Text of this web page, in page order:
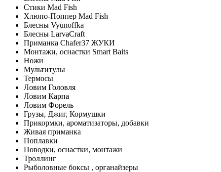
Стики Mad Fish
Хлюпо-Поппер Mad Fish
Блесны Vyunoffka
Блесны LarvaCraft
Приманка Chafer37 ЖУКИ
Монтажи, оснастки Smart Baits
Ножи
Мультитулы
Термосы
Ловим Головля
Ловим Карпа
Ловим Форель
Грузы, Джиг, Кормушки
Прикормки, ароматизаторы, добавки
Живая приманка
Поплавки
Поводки, оснастки, монтажи
Троллинг
Рыболовные боксы , органайзеры